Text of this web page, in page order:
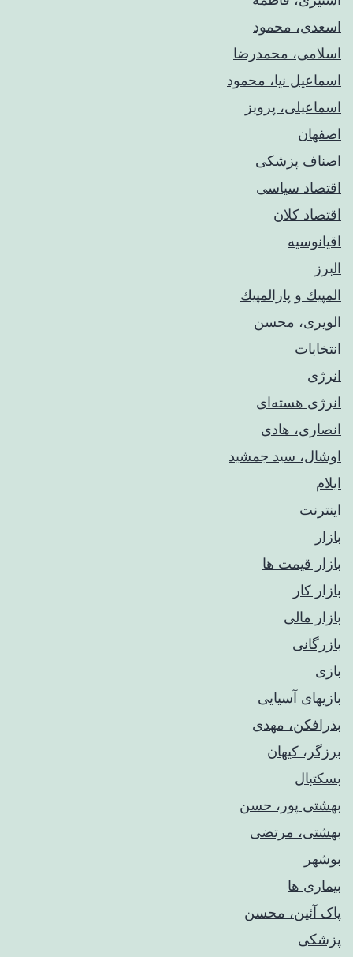
اسعدی، محمود
اسلامی، محمدرضا
اسماعیل نیا، محمود
اسماعیلی، پرویز
اصفهان
اصناف پزشکی
اقتصاد سیاسی
اقتصاد کلان
اقیانوسیه
البرز
المپيك و پارالمپيك
الویری، محسن
انتخابات
انرژی
انرژی هسته‌ای
انصاری، هادی
اوشال، سید جمشید
ایلام
اینترنت
بازار
بازار قیمت ها
بازار کار
بازار مالی
بازرگانی
بازی
بازیهای آسیایی
بذرافکن، مهدی
برزگر، کیهان
بسکتبال
بهشتی پور، حسن
بهشتی، مرتضی
بوشهر
بیماری ها
پاک آئین، محسن
پزشکی